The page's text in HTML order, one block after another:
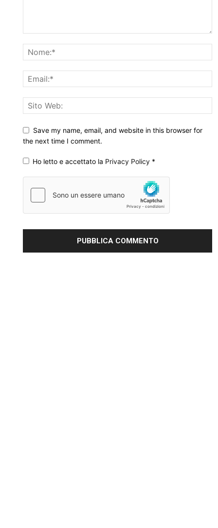
Save my name, email, and website in this browser for
the next time I comment.
Ho letto e accettato la Privacy Policy *